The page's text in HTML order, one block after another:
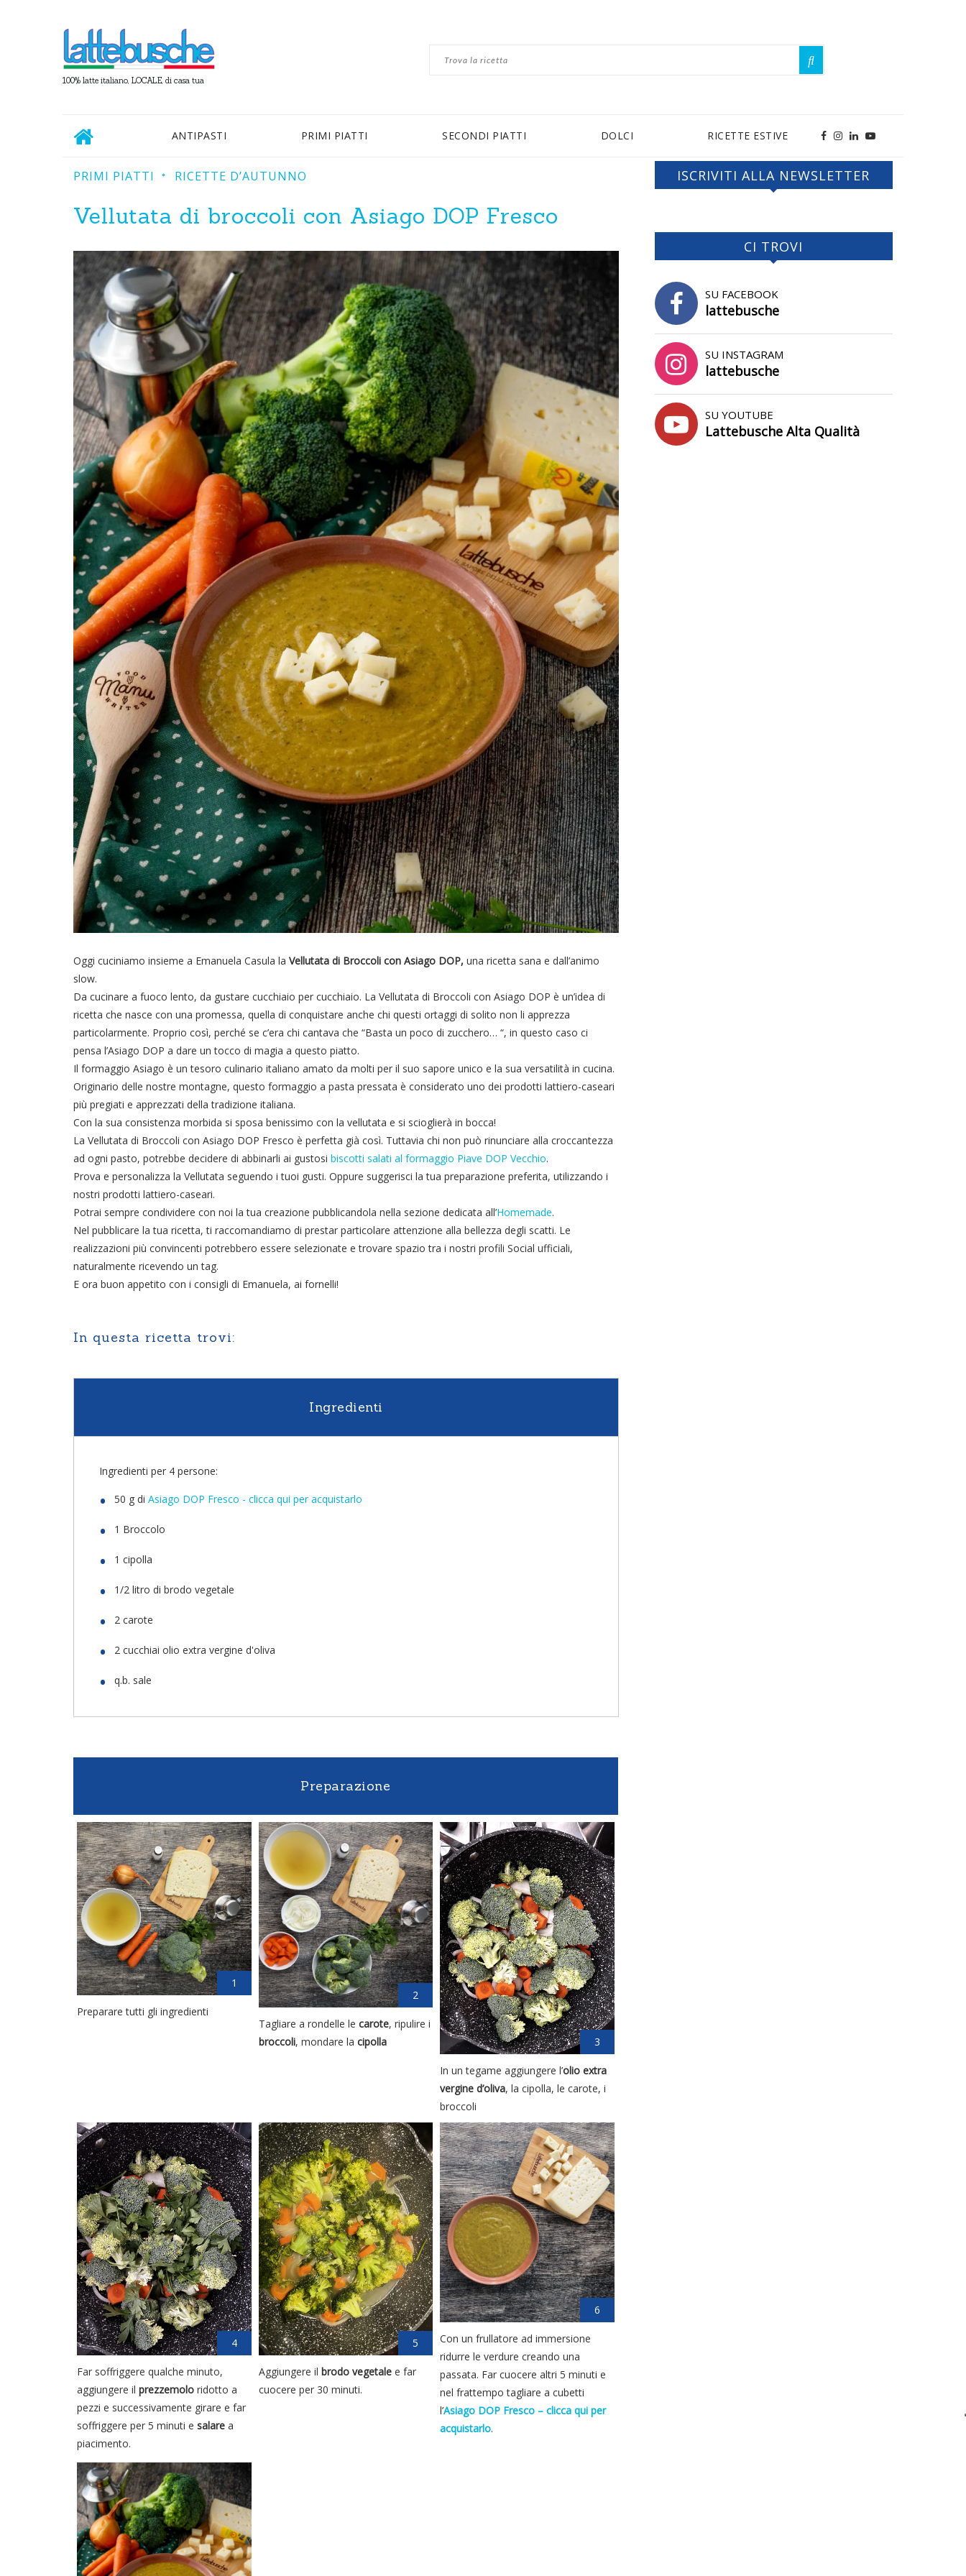
100% latte italiano, LOCALE, di casa tua
ANTIPASTI PRIMI PIATTI SECONDI PIATTI DOLCI RICETTE ESTIVE
PRIMI PIATTI RICETTE D’AUTUNNO
Vellutata di broccoli con Asiago DOP Fresco
Oggi cuciniamo insieme a Emanuela Casula la Vellutata di Broccoli con Asiago DOP, una ricetta sana e dall’animo
slow.
Da cucinare a fuoco lento, da gustare cucchiaio per cucchiaio. La Vellutata di Broccoli con Asiago DOP è un’idea di
ricetta che nasce con una promessa, quella di conquistare anche chi questi ortaggi di solito non li apprezza
particolarmente. Proprio così, perché se c’era chi cantava che “Basta un poco di zucchero… “, in questo caso ci
pensa l’Asiago DOP a dare un tocco di magia a questo piatto.
Il formaggio Asiago è un tesoro culinario italiano amato da molti per il suo sapore unico e la sua versatilità in cucina.
Originario delle nostre montagne, questo formaggio a pasta pressata è considerato uno dei prodotti lattiero-caseari
più pregiati e apprezzati della tradizione italiana.
Con la sua consistenza morbida si sposa benissimo con la vellutata e si scioglierà in bocca!
La Vellutata di Broccoli con Asiago DOP Fresco è perfetta già così. Tuttavia chi non può rinunciare alla croccantezza
ad ogni pasto, potrebbe decidere di abbinarli ai gustosi biscotti salati al formaggio Piave DOP Vecchio.
Prova e personalizza la Vellutata seguendo i tuoi gusti. Oppure suggerisci la tua preparazione preferita, utilizzando i
nostri prodotti lattiero-caseari.
Potrai sempre condividere con noi la tua creazione pubblicandola nella sezione dedicata all’Homemade.
Nel pubblicare la tua ricetta, ti raccomandiamo di prestar particolare attenzione alla bellezza degli scatti. Le
realizzazioni più convincenti potrebbero essere selezionate e trovare spazio tra i nostri profili Social ufficiali,
naturalmente ricevendo un tag.
E ora buon appetito con i consigli di Emanuela, ai fornelli!
In questa ricetta trovi:
Ingredienti
Ingredienti per 4 persone:
50 g di Asiago DOP Fresco - clicca qui per acquistarlo
1 Broccolo
1 cipolla
1/2 litro di brodo vegetale
2 carote
2 cucchiai olio extra vergine d'oliva
q.b. sale
Preparazione
1
Preparare tutti gli ingredienti
2
Tagliare a rondelle le carote, ripulire i
broccoli, mondare la cipolla 3
In un tegame aggiungere l’olio extra
vergine d’oliva, la cipolla, le carote, i
broccoli
4
Far soffriggere qualche minuto,
aggiungere il prezzemolo ridotto a
pezzi e successivamente girare e far
soffriggere per 5 minuti e salare a
piacimento.
5
Aggiungere il brodo vegetalee far
cuocere per 30 minuti.
6
Con un frullatore ad immersione
ridurre le verdure creando una
passata. Far cuocere altri 5 minuti e
nel frattempo tagliare a cubetti
l’Asiago DOP Fresco – clicca qui per
acquistarlo.
ISCRIVITI ALLA NEWSLETTER
CI TROVI
SU FACEBOOK
lattebusche
SU INSTAGRAM
lattebusche
SU YOUTUBE
Lattebusche Alta Qualità